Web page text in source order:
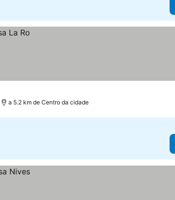
a 5.2 km de Centro da cidade